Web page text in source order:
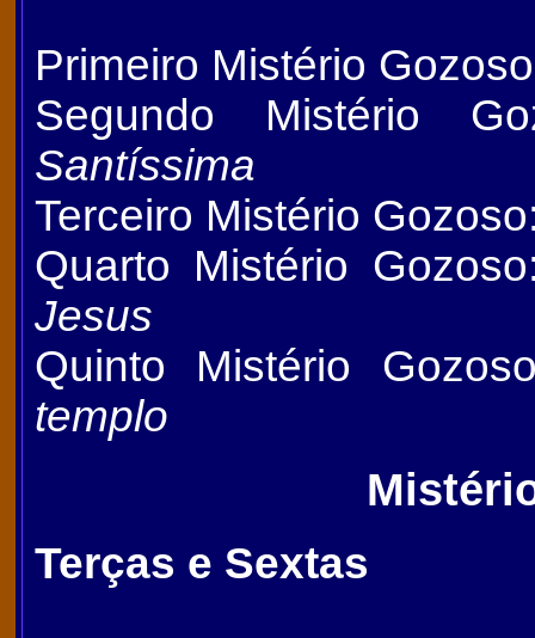
Primeiro Mistério
Segundo Mistério
Santíssima
Terceiro Mistério
Quarto Mistério
Jesus
Quinto Mistério
templo
Terças e Sextas